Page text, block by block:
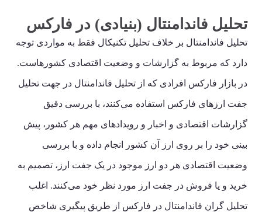
تحلیل فاندامنتال (بنیادی) در فارکس
تحلیل فاندامنتال بر خلاف تحلیل تکنیکال فقط به مواردی توجه
دارد که مربوط به گزارشات و وضعیت اقتصادی کشورهاست.
در بازار فارکس افرادی که از تحلیل فاندامنتال در جهت تحلیل
جفت ارزهای فارکس استفاده می‌کنند، با بررسی دقیق
گزارشات اقتصادی و اخبار و رویدادهای مهم هر کشور، پیش
بینی خود را بر روی ارز آن کشور انجام داده و با بررسی
وضعیت اقتصادی هر دو ارز موجود در یک جفت ارز، تصمیم به
خرید و یا فروش در جفت ارز مورد نظر خود می‌کنند. اغلب
تحلیل گران فاندامنتال در فارکس از طریق پیگیری شاخص